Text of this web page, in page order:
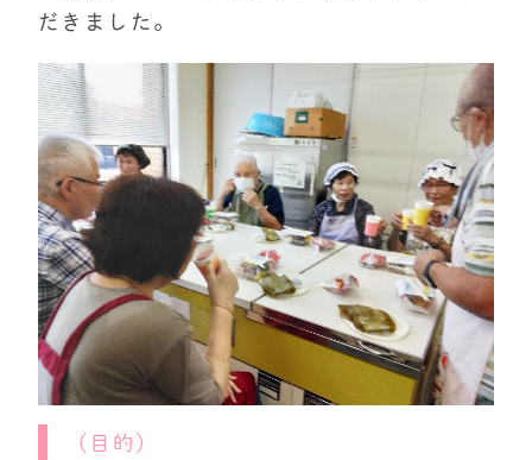
だきました。
（目的）